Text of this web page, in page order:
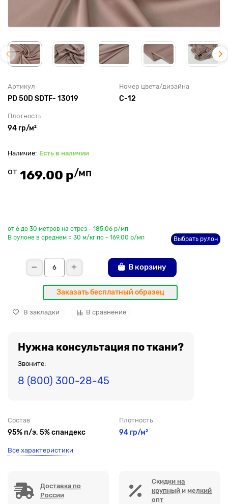
Артикул
PD 50D SDTF- 13019
Номер цвета/дизайна
C-12
Плотность
94 гр/м²
Есть в наличии
от 169.00 р/мп
от 6 до 30 метров на отрез - 185.06 р/мп
В рулоне в среднем = 30 м/кг по - 169.00 р/мп
Выбрать рулон
В корзину
Заказать бесплатный образец
В закладки В сравнение
Нужна консультация по ткани?
Звоните:
8 (800) 300-28-45
Состав
95% п/э, 5% спандекс
Плотность
94 гр/м²
Все характеристики
Доставка по
России
Скидки на
крупный и мелкий
опт